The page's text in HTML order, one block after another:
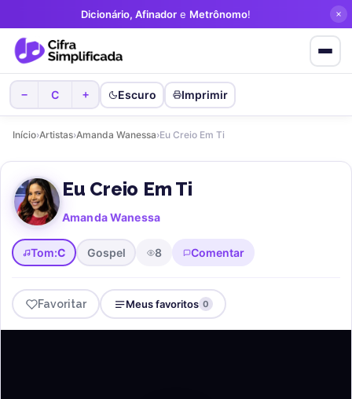
Dicionário, Afinador e Metrônomo!
− C + Escuro Imprimir
Início›Artistas›Amanda Wanessa›Eu Creio Em Ti
Eu Creio Em Ti
Amanda Wanessa
Tom:C Gospel 8 Comentar
Favoritar Meus favoritos 0